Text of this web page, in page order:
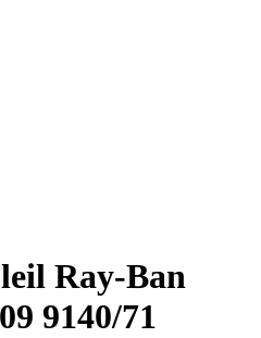
Ray-Ban
9140/71